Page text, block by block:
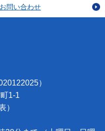
お問い合わせ
）
1-1
）